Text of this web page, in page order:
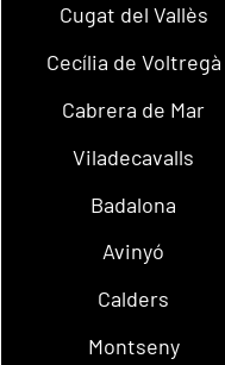
Cugat del Vallès
Cecília de Voltregà
Cabrera de Mar
Viladecavalls
Badalona
Avinyó
Calders
Montseny